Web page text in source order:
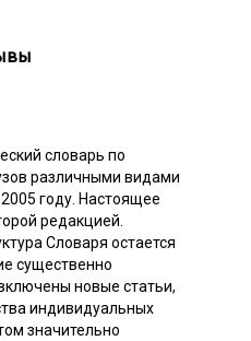
словарь по
различными видами
году. Настоящее
редакцией.
Словаря остается
существенно
новые статьи,
индивидуальных
значительно